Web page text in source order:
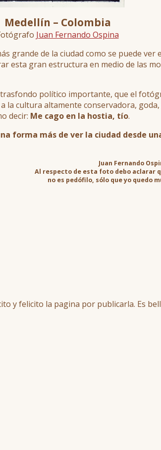
Medellín – Colombia
Juan Fernando Ospina
grande de la ciudad como se puede
esta gran estructura en medio de las
político importante, que el
cultura altamente conservadora,
decir: Me cago en la hostia, tío.
forma más de ver la ciudad desde
Juan Fernando
Al respecto de esta foto debo aclarar
no es pedófilo, sólo que yo quedo
y felicito la pagina por publicarla. Es